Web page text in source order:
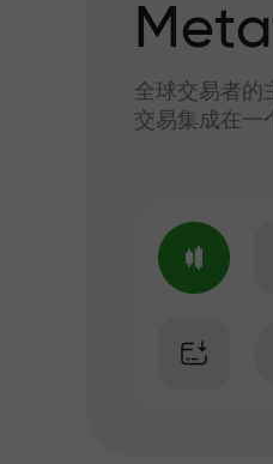
全球交易者的
交易集成在一